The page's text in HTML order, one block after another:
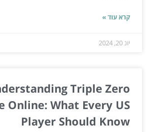
קרא עוד »
יונ 20, 2024
Triple Zero
Online: What Every US
Player Should Know